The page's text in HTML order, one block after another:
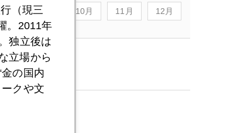
月 9月 10月 11月 12月
（現三
。2011年
独立後は
立場から
の国内
クや文